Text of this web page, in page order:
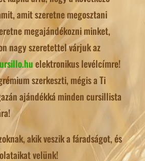
amit szeretne megosztani
megajándékozni minket,
nagy szeretettel várjuk az
elektronikus levélcímre!
szerkeszti, mégis a Ti
ajándékká minden cursillista
akik veszik a fáradságot, és
velünk!